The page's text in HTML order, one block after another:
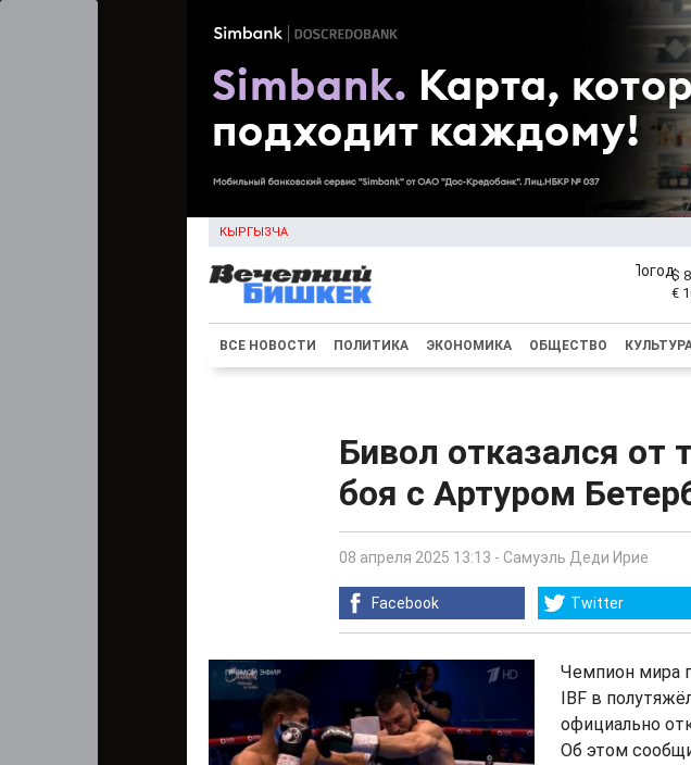
КЫРГЫЗЧА
$
€
ВСЕ НОВОСТИ ПОЛИТИКА ЭКОНОМИКА ОБЩЕСТВО
Бивол отказался от
боя с Артуром
08 апреля 2025 13:13 - Самуэль Деди Ирие
Facebook Twitter
Чемпион мира
IBF в
официально
Об этом